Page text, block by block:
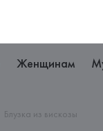
Женщинам
Блузка из вискозы